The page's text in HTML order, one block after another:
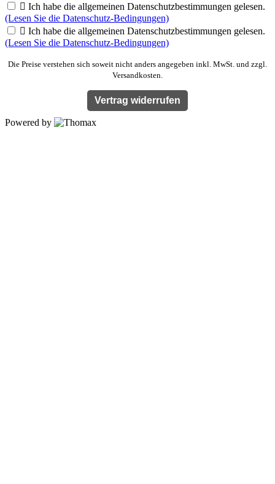
 Ich habe die allgemeinen Datenschutzbestimmungen gelesen.
(Lesen Sie die Datenschutz-Bedingungen)
 Ich habe die allgemeinen Datenschutzbestimmungen gelesen.
(Lesen Sie die Datenschutz-Bedingungen)
Die Preise verstehen sich soweit nicht anders angegeben inkl. MwSt. und zzgl.
Versandkosten.
Vertrag widerrufen
Powered by